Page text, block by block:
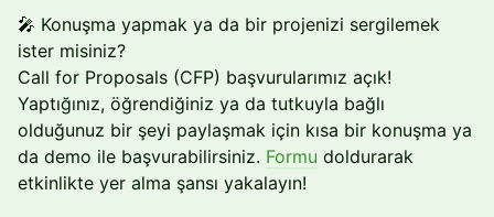
🎤 Konuşma yapmak ya da bir projenizi sergilemek
ister misiniz?
Call for Proposals (CFP) başvurularımız açık!
Yaptığınız, öğrendiğiniz ya da tutkuyla bağlı
olduğunuz bir şeyi paylaşmak için kısa bir konuşma ya
da demo ile başvurabilirsiniz. Formu doldurarak
etkinlikte yer alma şansı yakalayın!